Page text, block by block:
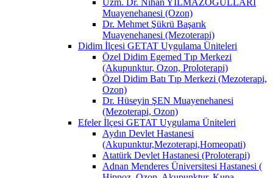
Muayenehanesi (Ozon)
Dr. Mehmet Şükrü Başarık
Muayenehanesi (Mezoterapi)
Didim İlçesi GETAT Uygulama Üniteleri
Özel Didim Egemed Tıp Merkezi
(Akupunktur, Ozon, Proloterapi)
Özel Didim Batı Tıp Merkezi (Mezoterapi,
Ozon)
Dr. Hüseyin ŞEN Muayenehanesi
(Mezoterapi, Ozon)
Efeler İlçesi GETAT Uygulama Üniteleri
Aydın Devlet Hastanesi
(Akupunktur,Mezoterapi,Homeopati)
Atatürk Devlet Hastanesi (Proloterapi)
Adnan Menderes Üniversitesi Hastanesi (